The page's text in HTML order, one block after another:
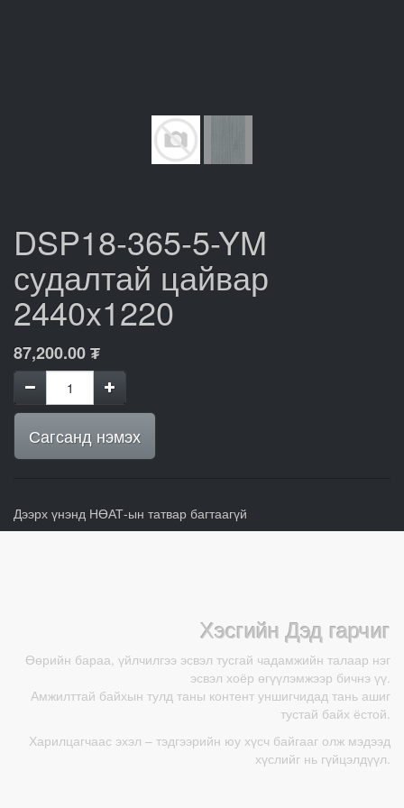
DSP18-365-5-YM
судалтай цайвар
2440x1220
87,200.00₮
Сагсанд нэмэх
Дээрх үнэнд НӨАТ-ын татвар багтаагүй
Хэсгийн Дэд гарчиг
Өөрийн бараа, үйлчилгээ эсвэл тусгай чадамжийн талаар нэг
эсвэл хоёр өгүүлэмжээр бичнэ үү.
Амжилттай байхын тулд таны контент уншигчидад тань ашиг
тустай байх ёстой.
Харилцагчаас эхэл – тэдгээрийн юу хүсч байгааг олж мэдээд
хүслийг нь гүйцэлдүүл.